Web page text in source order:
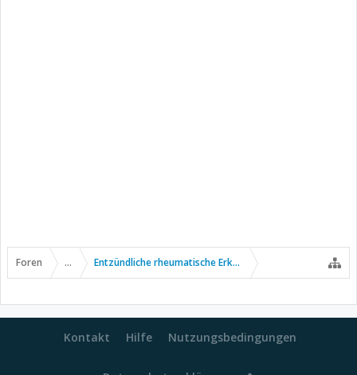
Foren ... Entzündliche rheumatische Erkrankungen
Kontakt Hilfe Nutzungsbedingungen